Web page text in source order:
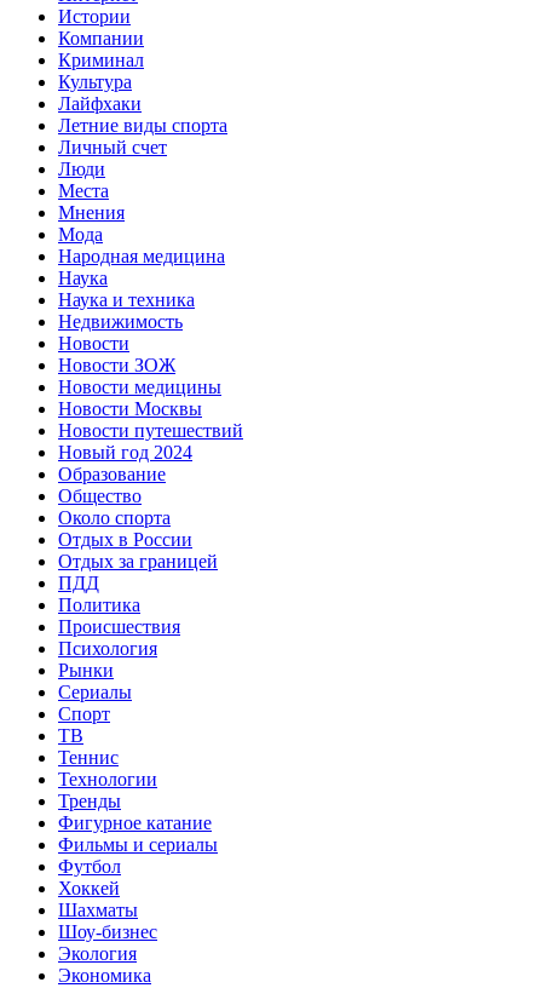
Истории
Компании
Криминал
Культура
Лайфхаки
Летние виды спорта
Личный счет
Люди
Места
Мнения
Мода
Народная медицина
Наука
Наука и техника
Недвижимость
Новости
Новости ЗОЖ
Новости медицины
Новости Москвы
Новости путешествий
Новый год 2024
Образование
Общество
Около спорта
Отдых в России
Отдых за границей
ПДД
Политика
Происшествия
Психология
Рынки
Сериалы
Спорт
ТВ
Теннис
Технологии
Тренды
Фигурное катание
Фильмы и сериалы
Футбол
Хоккей
Шахматы
Шоу-бизнес
Экология
Экономика